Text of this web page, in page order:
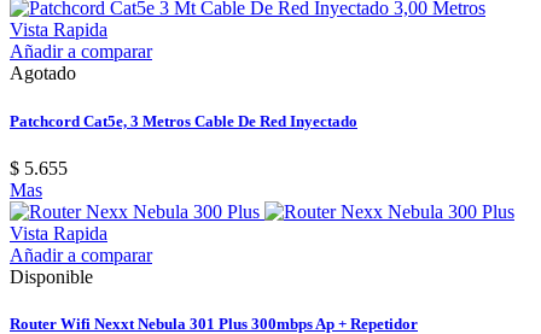
Vista Rapida
Añadir a comparar
Agotado
Patchcord Cat5e, 3 Metros Cable De Red Inyectado
$ 5.655
Mas
Vista Rapida
Añadir a comparar
Disponible
Router Wifi Nexxt Nebula 301 Plus 300mbps Ap + Repetidor